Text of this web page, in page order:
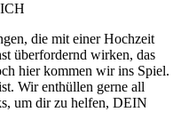
die mit einer Hochzeit
überfordernd wirken, das
hier kommen wir ins Spiel.
Wir enthüllen gerne all
um dir zu helfen, DEIN